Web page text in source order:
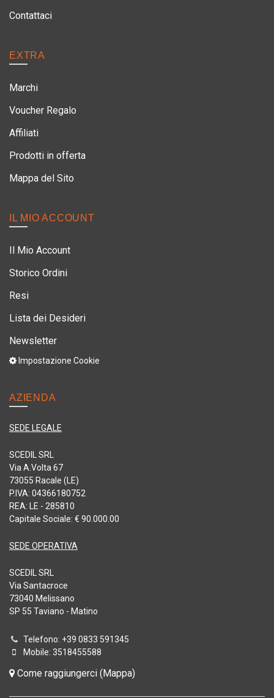
Contattaci
EXTRA
Marchi
Voucher Regalo
Affiliati
Prodotti in offerta
Mappa del Sito
IL MIO ACCOUNT
Il Mio Account
Storico Ordini
Resi
Lista dei Desideri
Newsletter
Impostazione Cookie
AZIENDA
SEDE LEGALE
SCEDIL SRL
Via A.Volta 67
73055 Racale (LE)
P.IVA: 04366180752
REA: LE - 285810
Capitale Sociale: € 90.000.00
SEDE OPERATIVA
SCEDIL SRL
Via Santacroce
73040 Melissano
SP 55 Taviano - Matino
Telefono: +39 0833 591345
Mobile: 3518455588
Come raggiungerci (Mappa)